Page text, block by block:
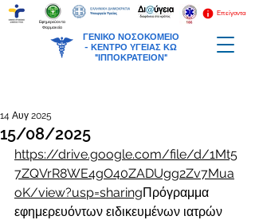
ΓΕΝΙΚΟ ΝΟΣΟΚΟΜΕΙΟ
- ΚΕΝΤΡΟ ΥΓΕΙΑΣ ΚΩ
"ΙΠΠΟΚΡΑΤΕΙΟΝ"
Επείγοντα
Εφημερεύοντα
Φαρμακεία
15/08/2025
14 Αυγ 2025
https://drive.google.com/file/d/1Mt5
7ZQVrR8WE4gO40ZADUgg2Zv7Mua
oK/view?usp=sharingΠρόγραμμα
εφημερευόντων ειδικευμένων ιατρών